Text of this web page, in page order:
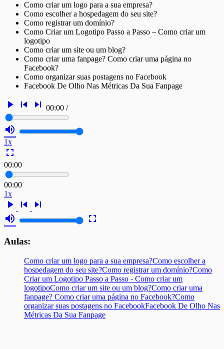
Como criar um logo para a sua empresa?
Como escolher a hospedagem do seu site?
Como registrar um domínio?
Como Criar um Logotipo Passo a Passo – Como criar um
logotipo
Como criar um site ou um blog?
Como criar uma fanpage? Como criar uma página no
Facebook?
Como organizar suas postagens no Facebook
Facebook De Olho Nas Métricas Da Sua Fanpage
play_arrow skip_previous skip_next 00:00 /
volume_up
1x
fullscreen
00:00
00:00
1x
play_arrow skip_previous
skip_next
volume_up
fullscreen
Aulas:
Como criar um logo para a sua empresa?Como escolher a
hospedagem do seu site?Como registrar um domínio?Como
Criar um Logotipo Passo a Passo - Como criar um
logotipoComo criar um site ou um blog?Como criar uma
fanpage? Como criar uma página no Facebook?Como
organizar suas postagens no FacebookFacebook De Olho Nas
Métricas Da Sua Fanpage